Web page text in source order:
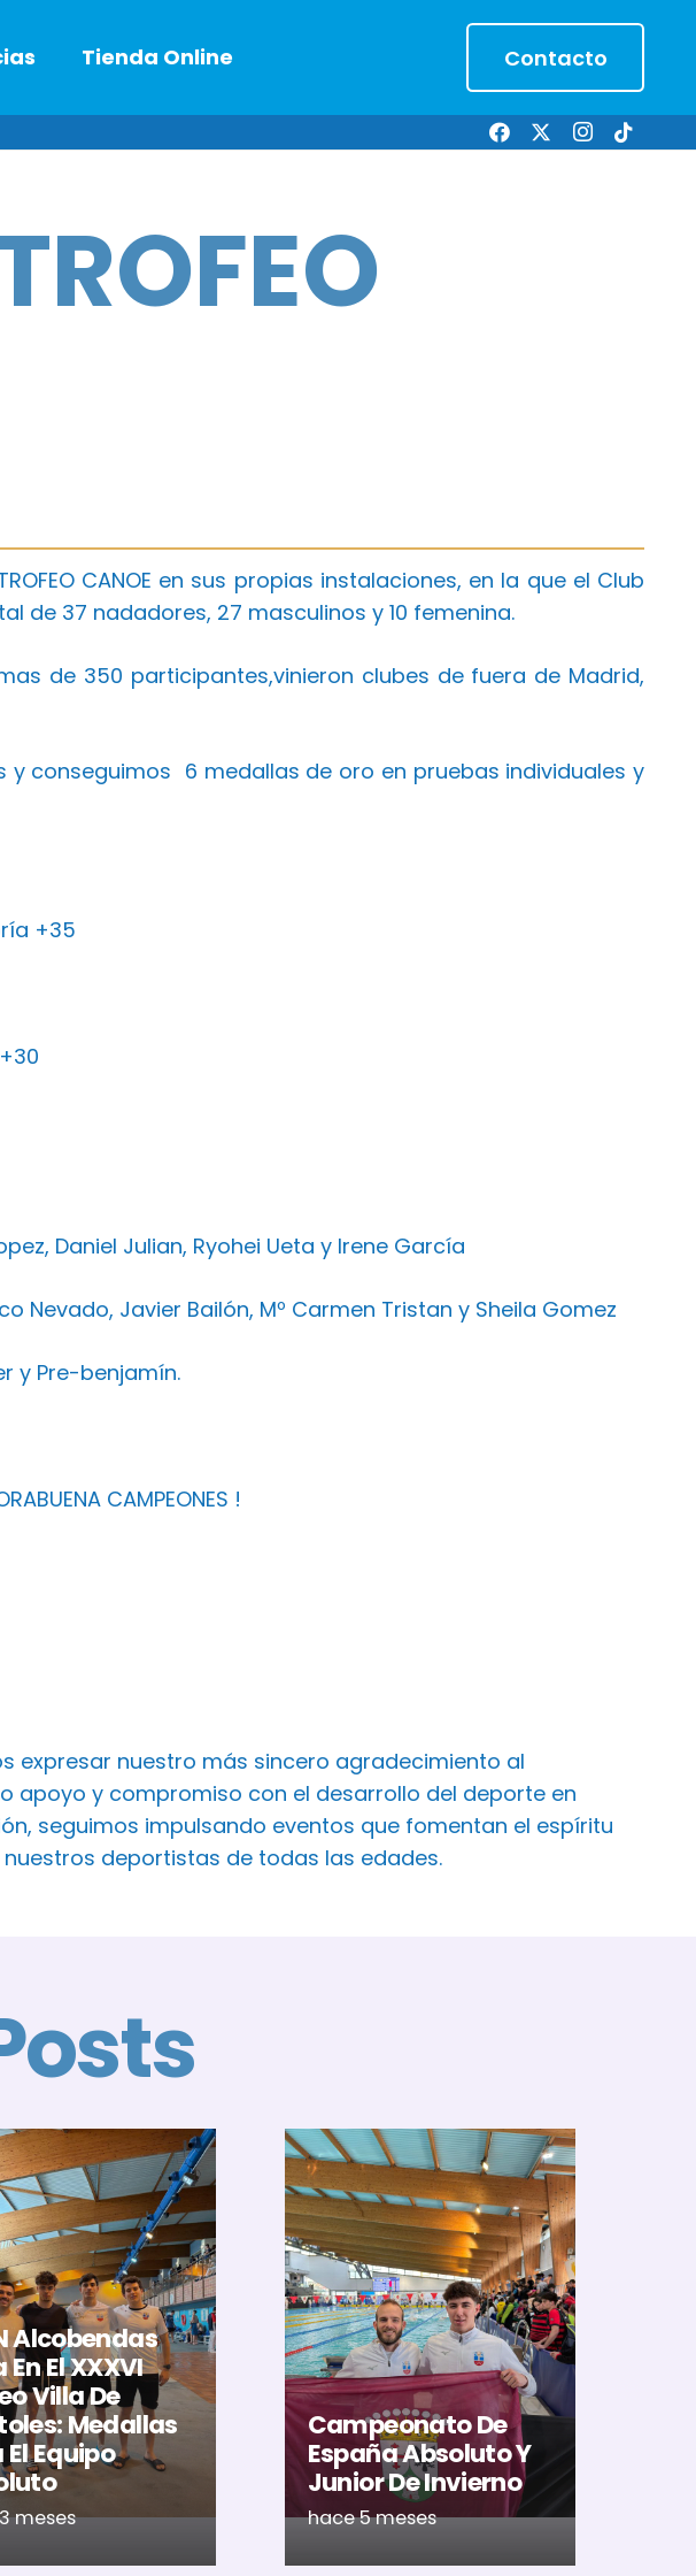
Tienda Online Contacto
CANOE en sus propias instalaciones, en la que el Club
de 37 nadadores, 27 masculinos y 10 femenina.
de 350 participantes,vinieron clubes de fuera de Madrid,
conseguimos 6 medallas de oro en pruebas individuales y
+35
Daniel Julian, Ryohei Ueta y Irene García
Nevado, Javier Bailón, Mº Carmen Tristan y Sheila Gomez
y Pre-benjamín.
CAMPEONES !
expresar nuestro más sincero agradecimiento al
apoyo y compromiso con el desarrollo del deporte en
seguimos impulsando eventos que fomentan el espíritu
deportistas de todas las edades.
Alcobendas
En El XXXVI
Villa De
Medallas
El Equipo
meses
Campeonato De
España Absoluto Y
Junior De Invierno
hace 5 meses